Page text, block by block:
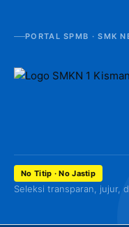
PORTAL SPMB · SMK
No Titip · No Jastip
Seleksi transparan, jujur,